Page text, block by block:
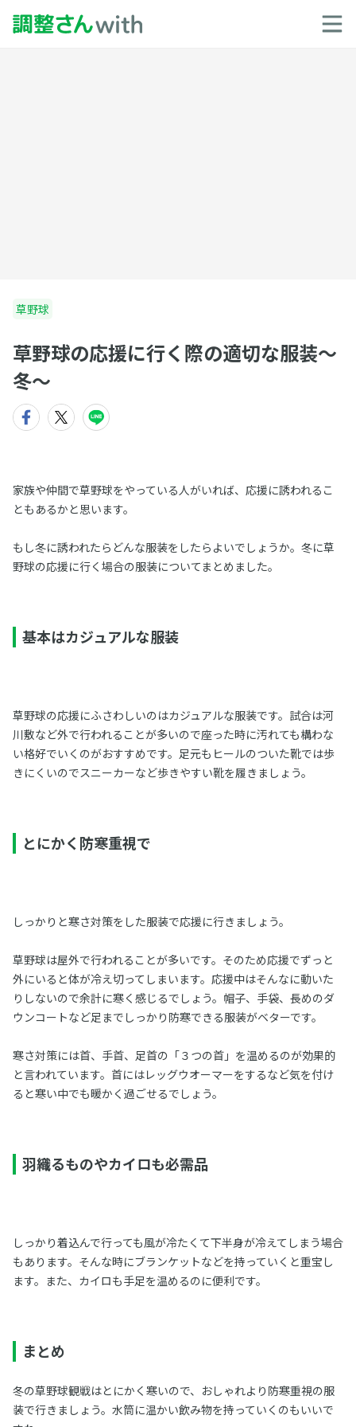
草野球
草野球の応援に行く際の適切な服装～
冬～
家族や仲間で草野球をやっている人がいれば、応援に誘われるこ
ともあるかと思います。
もし冬に誘われたらどんな服装をしたらよいでしょうか。冬に草
野球の応援に行く場合の服装についてまとめました。
基本はカジュアルな服装
草野球の応援にふさわしいのはカジュアルな服装です。試合は河
川敷など外で行われることが多いので座った時に汚れても構わな
い格好でいくのがおすすめです。足元もヒールのついた靴では歩
きにくいのでスニーカーなど歩きやすい靴を履きましょう。
とにかく防寒重視で
しっかりと寒さ対策をした服装で応援に行きましょう。
草野球は屋外で行われることが多いです。そのため応援でずっと
外にいると体が冷え切ってしまいます。応援中はそんなに動いた
りしないので余計に寒く感じるでしょう。帽子、手袋、長めのダ
ウンコートなど足までしっかり防寒できる服装がベターです。
寒さ対策には首、手首、足首の「３つの首」を温めるのが効果的
と言われています。首にはレッグウオーマーをするなど気を付け
ると寒い中でも暖かく過ごせるでしょう。
羽織るものやカイロも必需品
しっかり着込んで行っても風が冷たくて下半身が冷えてしまう場合
もあります。そんな時にブランケットなどを持っていくと重宝し
ます。また、カイロも手足を温めるのに便利です。
まとめ
冬の草野球観戦はとにかく寒いので、おしゃれより防寒重視の服
装で行きましょう。水筒に温かい飲み物を持っていくのもいいで